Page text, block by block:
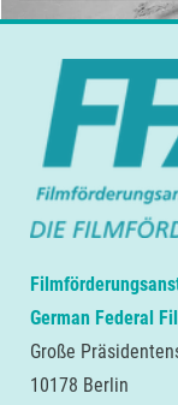
German Federal
Große
10178 Berlin